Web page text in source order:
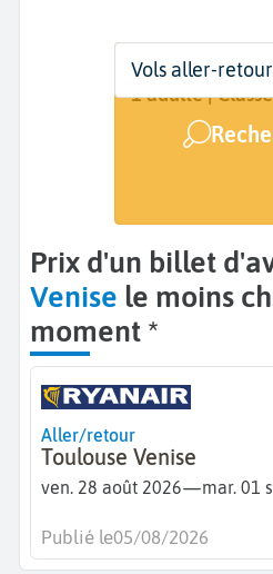
Départ
Toulouse (TLS)
Dates
28 août - 1 sept.
Voyageurs | Classe
1 adulte |
Vols aller-retour
Prix d'un billet
Venise le moins
moment *
Aller/retour
Toulouse Venise
ven. 28 août 2026—mar. 01
Publié le05/08/2026